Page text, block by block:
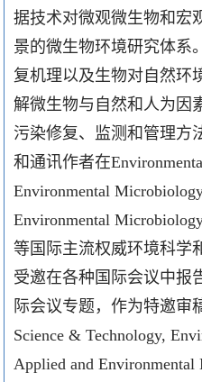
据技术对微观微生物和宏
景的微生物环境研究体系
复机理以及生物对自然环
解微生物与自然和人为因
污染修复、监测和管理方
和通讯作者在
Environmental
Environmental
等国际主流权威环境科学
受邀在各种国际会议中报
际会议专题，作为特邀审
Science & Technology,
Applied and